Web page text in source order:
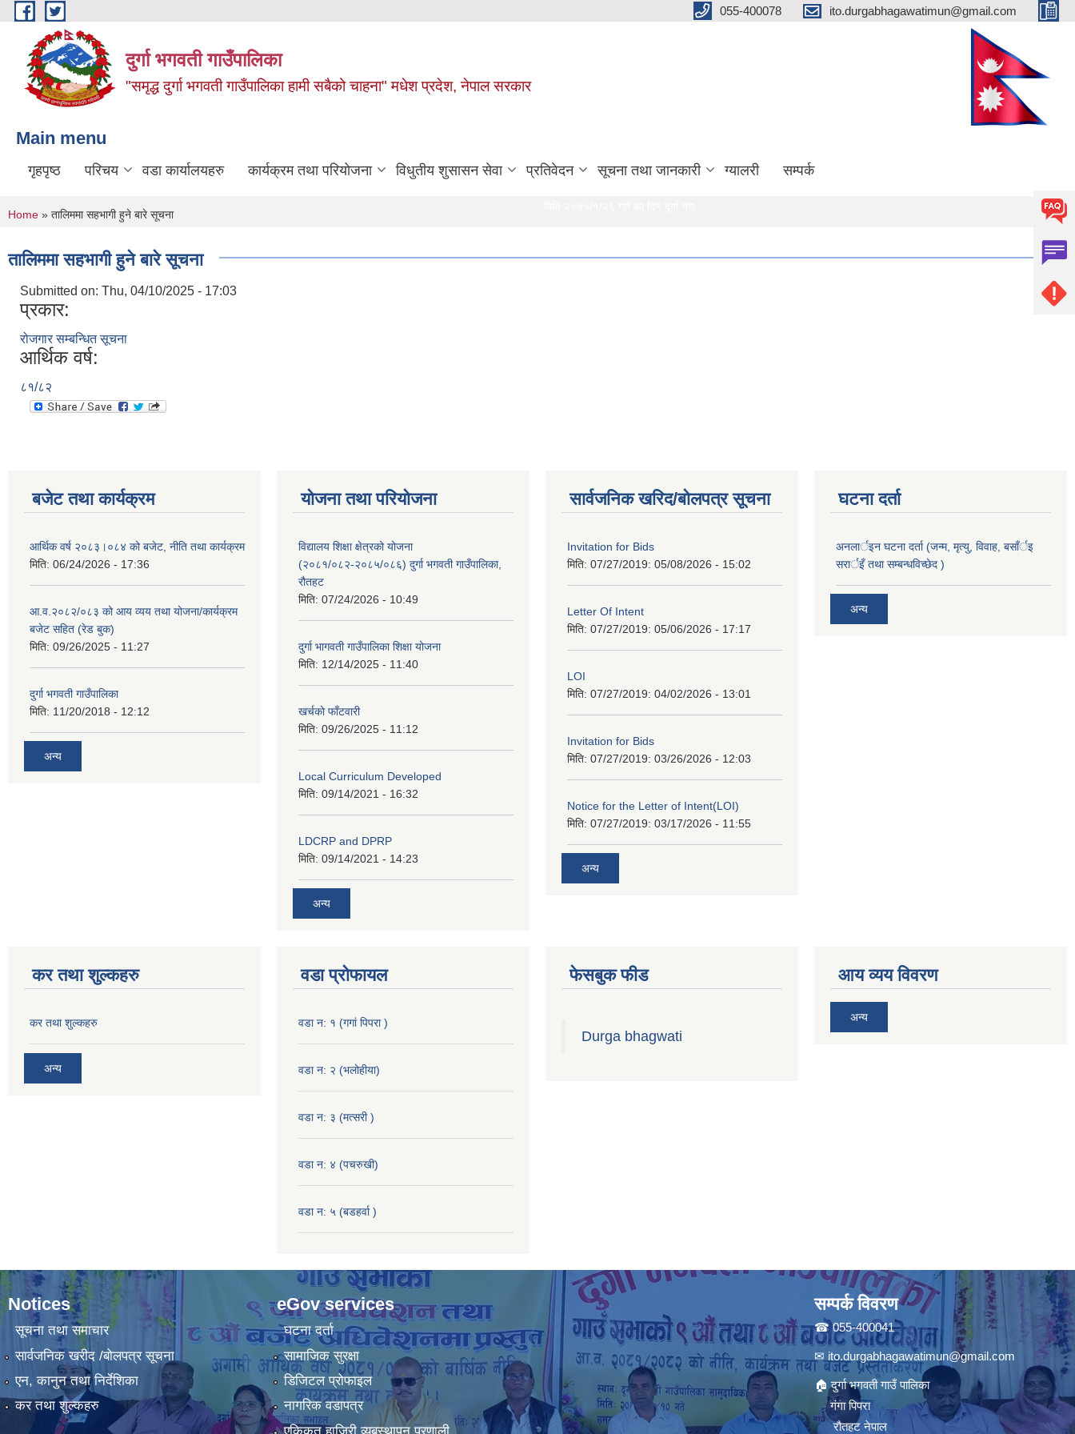
Skip to main content 055-400078 ito.durgabhagawatimun@gmail.com
दुर्गा भगवती गाउँपालिका
"समृद्ध दुर्गा भगवती गाउँपालिका हामी सबैको चाहना" मधेश प्रदेश, नेपाल सरकार
Main menu
गृहपृष्ठ परिचय वडा कार्यालयहरु कार्यक्रम तथा परियोजना विधुतीय शुसासन सेवा प्रतिवेदन सूचना तथा जानकारी ग्यालरी सम्पर्क
मिति २०७५/१/२६ गते का दिन दुर्गा भगवती गाउँ पालिका जिल्लाको प्रथम खुल्ला दिशा मुक्त गाउँ पालिका घोषणा हुन सफल भएकोमा सम्पूर्ण गाउँ
You are here
Home » तालिममा सहभागी हुने बारे सूचना
तालिममा सहभागी हुने बारे सूचना
Submitted on: Thu, 04/10/2025 - 17:03
प्रकार:
रोजगार सम्बन्धित सूचना
आर्थिक वर्ष:
८१/८२
बजेट तथा कार्यक्रम
आर्थिक वर्ष २०८३।०८४ को बजेट, नीति तथा कार्यक्रम
मिति: 06/24/2026 - 17:36
आ.व.२०८२/०८३ को आय व्यय तथा योजना/कार्यक्रम
बजेट सहित (रेड बुक)
मिति: 09/26/2025 - 11:27
दुर्गा भगवती गाउँपालिका
मिति: 11/20/2018 - 12:12
अन्य
योजना तथा परियोजना
विद्यालय शिक्षा क्षेत्रको योजना
(२०८१/०८२-२०८५/०८६) दुर्गा भगवती गाउँपालिका,
रौतहट
मिति: 07/24/2026 - 10:49
दुर्गा भागवती गाउँपालिका शिक्षा योजना
मिति: 12/14/2025 - 11:40
खर्चको फाँटवारी
मिति: 09/26/2025 - 11:12
Local Curriculum Developed
मिति: 09/14/2021 - 16:32
LDCRP and DPRP
मिति: 09/14/2021 - 14:23
अन्य
सार्वजनिक खरिद/बोलपत्र सूचना
Invitation for Bids
मिति: 07/27/2019: 05/08/2026 - 15:02
Letter Of Intent
मिति: 07/27/2019: 05/06/2026 - 17:17
LOI
मिति: 07/27/2019: 04/02/2026 - 13:01
Invitation for Bids
मिति: 07/27/2019: 03/26/2026 - 12:03
Notice for the Letter of Intent(LOI)
मिति: 07/27/2019: 03/17/2026 - 11:55
अन्य
घटना दर्ता
अनलार्इन घटना दर्ता (जन्म, मृत्यु, विवाह, बसाँर्इ
सरार्इँ तथा सम्बन्धविच्छेद )
अन्य
कर तथा शुल्कहरु
कर तथा शुल्कहरु
अन्य
वडा प्रोफायल
वडा न: १ (गगां पिपरा )
वडा न: २ (भलोहीया)
वडा न: ३ (मत्सरी )
वडा न: ४ (पचरुखी)
वडा न: ५ (बडहर्वा )
फेसबुक फीड
Durga bhagwati
आय व्यय विवरण
अन्य
Notices
सूचना तथा समाचार
सार्वजनिक खरीद /बोलपत्र सूचना
एन, कानुन तथा निर्देशिका
कर तथा शुल्कहरु
eGov services
घटना दर्ता
सामाजिक सुरक्षा
डिजिटल प्रोफाइल
नागरिक वडापत्र
सम्पर्क विवरण
☎ 055-400041
✉ ito.durgabhagawatimun@gmail.com
🏠 दुर्गा भगवती गाउँ पालिका
गंगा पिपरा
रौतहट नेपाल